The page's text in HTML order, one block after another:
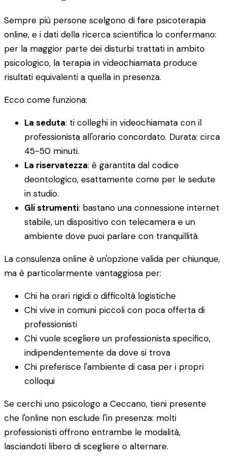
Sempre più persone scelgono di fare psicoterapia
online, e i dati della ricerca scientifica lo confermano:
per la maggior parte dei disturbi trattati in ambito
psicologico, la terapia in videochiamata produce
risultati equivalenti a quella in presenza.
Ecco come funziona:
La seduta: ti colleghi in videochiamata con il
professionista all'orario concordato. Durata: circa
45-50 minuti.
La riservatezza: è garantita dal codice
deontologico, esattamente come per le sedute
in studio.
Gli strumenti: bastano una connessione internet
stabile, un dispositivo con telecamera e un
ambiente dove puoi parlare con tranquillità.
La consulenza online è un'opzione valida per chiunque,
ma è particolarmente vantaggiosa per:
Chi ha orari rigidi o difficoltà logistiche
Chi vive in comuni piccoli con poca offerta di
professionisti
Chi vuole scegliere un professionista specifico,
indipendentemente da dove si trova
Chi preferisce l'ambiente di casa per i propri
colloqui
Se cerchi uno psicologo a Ceccano, tieni presente
che l'online non esclude l'in presenza: molti
professionisti offrono entrambe le modalità,
lasciandoti libero di scegliere o alternare.